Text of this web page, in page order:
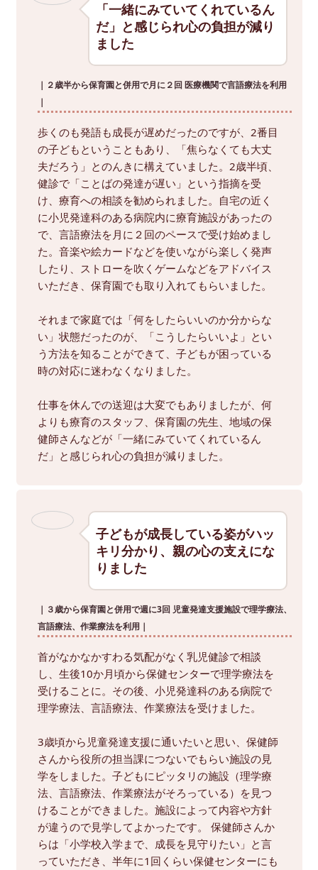
「一緒にみていてくれているん
だ」と感じられ心の負担が減り
ました
｜２歳半から保育園と併用で月に２回 医療機関で言語療法を利用
｜
歩くのも発語も成長が遅めだったのですが、2番目
の子どもということもあり、「焦らなくても大丈
夫だろう」とのんきに構えていました。2歳半頃、
健診で「ことばの発達が遅い」という指摘を受
け、療育への相談を勧められました。自宅の近く
に小児発達科のある病院内に療育施設があったの
で、言語療法を月に２回のペースで受け始めまし
た。音楽や絵カードなどを使いながら楽しく発声
したり、ストローを吹くゲームなどをアドバイス
いただき、保育園でも取り入れてもらいました。
それまで家庭では「何をしたらいいのか分からな
い」状態だったのが、「こうしたらいいよ」とい
う方法を知ることができて、子どもが困っている
時の対応に迷わなくなりました。
仕事を休んでの送迎は大変でもありましたが、何
よりも療育のスタッフ、保育園の先生、地域の保
健師さんなどが「一緒にみていてくれているん
だ」と感じられ心の負担が減りました。
子どもが成長している姿がハッ
キリ分かり、親の心の支えにな
りました
｜３歳から保育園と併用で週に3回 児童発達支援施設で理学療法、
言語療法、作業療法を利用｜
首がなかなかすわる気配がなく乳児健診で相談
し、生後10か月頃から保健センターで理学療法を
受けることに。その後、小児発達科のある病院で
理学療法、言語療法、作業療法を受けました。
3歳頃から児童発達支援に通いたいと思い、保健師
さんから役所の担当課につないでもらい施設の見
学をしました。子どもにピッタリの施設（理学療
法、言語療法、作業療法がそろっている）を見つ
けることができました。施設によって内容や方針
が違うので見学してよかったです。 保健師さんか
らは「小学校入学まで、成長を見守りたい」と言
っていただき、半年に1回くらい保健センターにも